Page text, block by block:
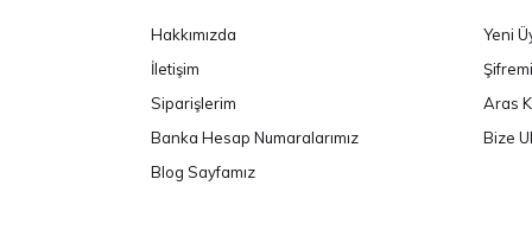
Hakkımızda
İletişim
Siparişlerim
Banka Hesap Numaralarımız
Blog Sayfamız
Yeni
Aras
Bize